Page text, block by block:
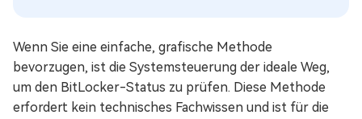
Wenn Sie eine einfache, grafische Methode
bevorzugen, ist die Systemsteuerung der ideale Weg,
um den BitLocker-Status zu prüfen. Diese Methode
erfordert kein technisches Fachwissen und ist für die